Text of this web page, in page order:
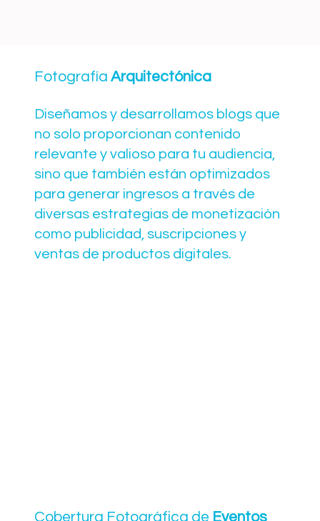
Cobertura Fotográfica de Eventos
Diseñamos y desarrollamos blogs que
no solo proporcionan contenido
relevante y valioso para tu audiencia,
sino que también están optimizados
para generar ingresos a través de
diversas estrategias de monetización
como publicidad, suscripciones y
ventas de productos digitales.
Fotografía Arquitectónica